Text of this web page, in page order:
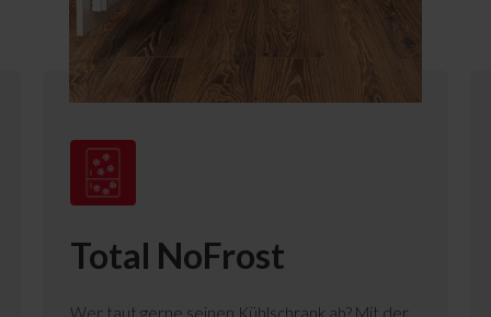
Total NoFrost
Wer taut gerne seinen Kühlschrank ab? Mit der